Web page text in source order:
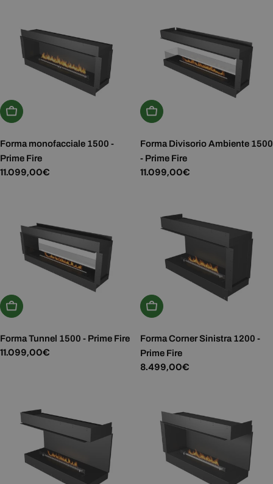
Aggiungi Al Carrello
Forma monofacciale 1500 -
Prime Fire
Prezzo
11.099,00€
Aggiungi Al Carrello
Forma Divisorio Ambiente 1500
- Prime Fire
Prezzo
11.099,00€
Aggiungi Al Carrello
Forma Tunnel 1500 - Prime Fire
Prezzo
11.099,00€
Aggiungi Al Carrello
Forma Corner Sinistra 1200 -
Prime Fire
Prezzo
8.499,00€